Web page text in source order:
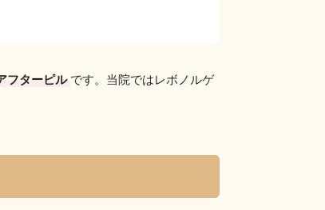
フターピル です。当院ではレボノルゲ